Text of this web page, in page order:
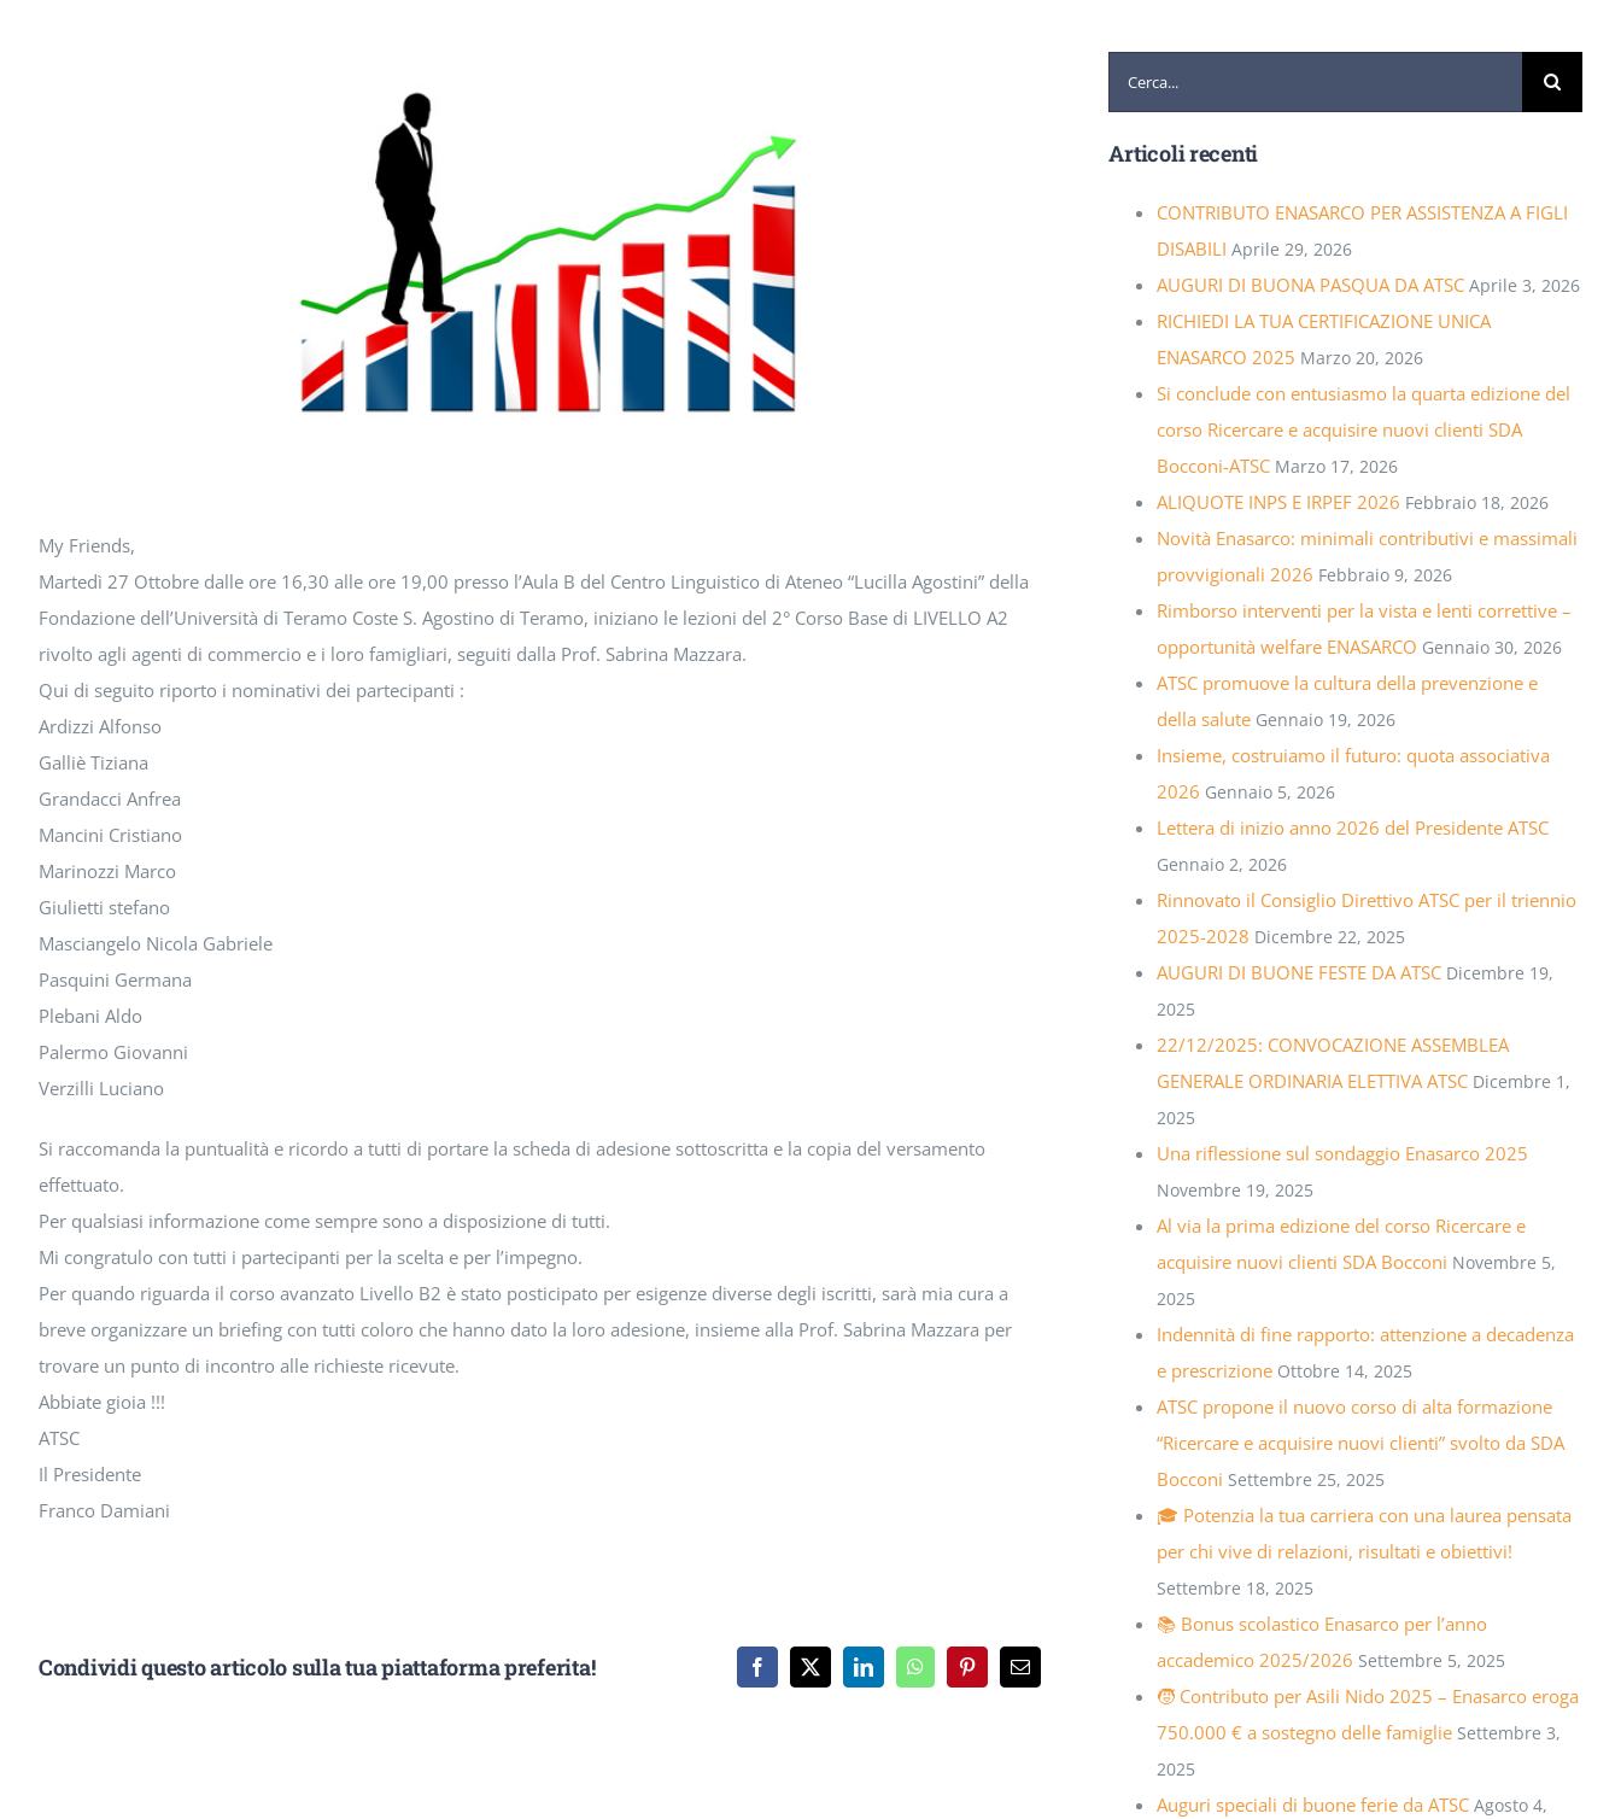
My Friends,
Martedì 27 Ottobre dalle ore 16,30 alle ore 19,00 presso l’Aula B del Centro Linguistico di Ateneo “Lucilla Agostini” della
Fondazione dell’Università di Teramo Coste S. Agostino di Teramo, iniziano le lezioni del 2° Corso Base di LIVELLO A2
rivolto agli agenti di commercio e i loro famigliari, seguiti dalla Prof. Sabrina Mazzara.
Qui di seguito riporto i nominativi dei partecipanti :
Ardizzi Alfonso
Galliè Tiziana
Grandacci Anfrea
Mancini Cristiano
Marinozzi Marco
Giulietti stefano
Masciangelo Nicola Gabriele
Pasquini Germana
Plebani Aldo
Palermo Giovanni
Verzilli Luciano
Si raccomanda la puntualità e ricordo a tutti di portare la scheda di adesione sottoscritta e la copia del versamento
effettuato.
Per qualsiasi informazione come sempre sono a disposizione di tutti.
Mi congratulo con tutti i partecipanti per la scelta e per l’impegno.
Per quando riguarda il corso avanzato Livello B2 è stato posticipato per esigenze diverse degli iscritti, sarà mia cura a
breve organizzare un briefing con tutti coloro che hanno dato la loro adesione, insieme alla Prof. Sabrina Mazzara per
trovare un punto di incontro alle richieste ricevute.
Abbiate gioia !!!
ATSC
Il Presidente
Franco Damiani
Condividi questo articolo sulla tua piattaforma preferita!
Articoli recenti
CONTRIBUTO ENASARCO PER ASSISTENZA A FIGLI
DISABILI Aprile 29, 2026
AUGURI DI BUONA PASQUA DA ATSC Aprile 3, 2026
RICHIEDI LA TUA CERTIFICAZIONE UNICA
ENASARCO 2025 Marzo 20, 2026
Si conclude con entusiasmo la quarta edizione del
corso Ricercare e acquisire nuovi clienti SDA
Bocconi-ATSC Marzo 17, 2026
ALIQUOTE INPS E IRPEF 2026 Febbraio 18, 2026
Novità Enasarco: minimali contributivi e massimali
provvigionali 2026 Febbraio 9, 2026
Rimborso interventi per la vista e lenti correttive –
opportunità welfare ENASARCO Gennaio 30, 2026
ATSC promuove la cultura della prevenzione e
della salute Gennaio 19, 2026
Insieme, costruiamo il futuro: quota associativa
2026 Gennaio 5, 2026
Lettera di inizio anno 2026 del Presidente ATSC
Gennaio 2, 2026
Rinnovato il Consiglio Direttivo ATSC per il triennio
2025-2028 Dicembre 22, 2025
AUGURI DI BUONE FESTE DA ATSC Dicembre 19,
2025
22/12/2025: CONVOCAZIONE ASSEMBLEA
GENERALE ORDINARIA ELETTIVA ATSC Dicembre 1,
2025
Una riflessione sul sondaggio Enasarco 2025
Novembre 19, 2025
Al via la prima edizione del corso Ricercare e
acquisire nuovi clienti SDA Bocconi Novembre 5,
2025
Indennità di fine rapporto: attenzione a decadenza
e prescrizione Ottobre 14, 2025
ATSC propone il nuovo corso di alta formazione
“Ricercare e acquisire nuovi clienti” svolto da SDA
Bocconi Settembre 25, 2025
🎓 Potenzia la tua carriera con una laurea pensata
per chi vive di relazioni, risultati e obiettivi!
Settembre 18, 2025
📚 Bonus scolastico Enasarco per l’anno
accademico 2025/2026 Settembre 5, 2025
🧒 Contributo per Asili Nido 2025 – Enasarco eroga
750.000 € a sostegno delle famiglie Settembre 3,
2025
Auguri speciali di buone ferie da ATSC Agosto 4,